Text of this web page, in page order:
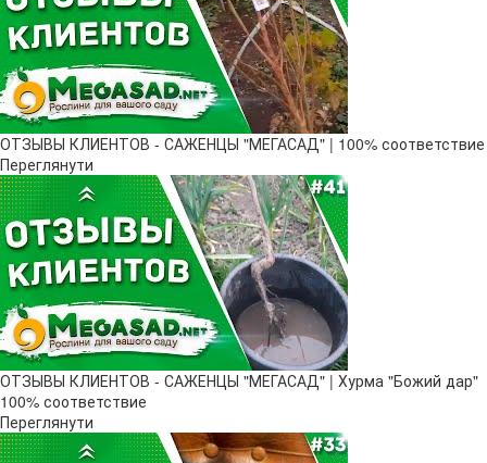
ОТЗЫВЫ КЛИЕНТОВ - САЖЕНЦЫ "МЕГАСАД" | 100% соответствие
Переглянути
ОТЗЫВЫ КЛИЕНТОВ - САЖЕНЦЫ "МЕГАСАД" | Хурма "Божий дар" ​
100% соответствие
Переглянути